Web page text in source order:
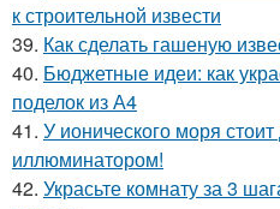
к строительной извести
39. Как сделать гашеную
40. Бюджетные идеи: как
поделок из А4
41. У ионического моря
иллюминатором!
42. Украсьте комнату за 3